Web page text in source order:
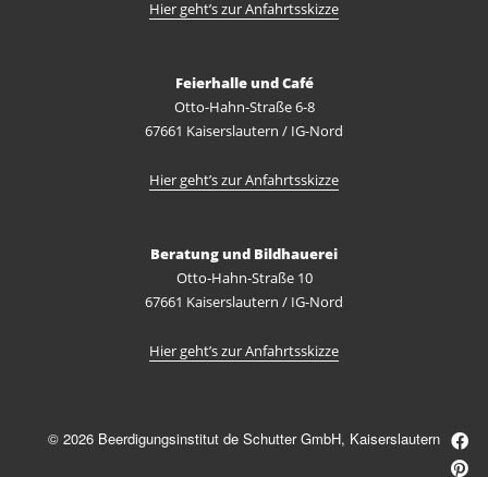
Hier geht’s zur Anfahrtsskizze
Feierhalle und Café
Otto-Hahn-Straße 6-8
67661 Kaiserslautern / IG-Nord
Hier geht’s zur Anfahrtsskizze
Beratung und Bildhauerei
Otto-Hahn-Straße 10
67661 Kaiserslautern / IG-Nord
Hier geht’s zur Anfahrtsskizze
© 2026 Beerdigungsinstitut de Schutter GmbH, Kaiserslautern